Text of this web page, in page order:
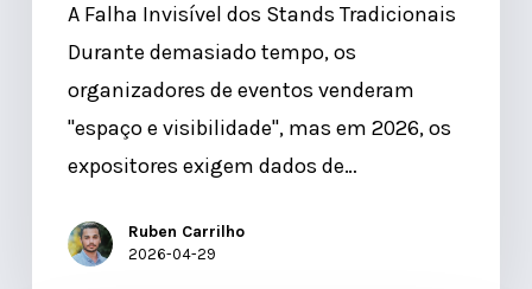
A Falha Invisível dos Stands Tradicionais
Durante demasiado tempo, os
organizadores de eventos venderam
"espaço e visibilidade", mas em 2026, os
expositores exigem dados de…
Ruben Carrilho
2026-04-29